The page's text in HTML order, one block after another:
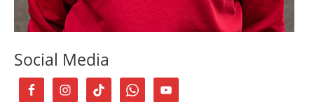
Social Media